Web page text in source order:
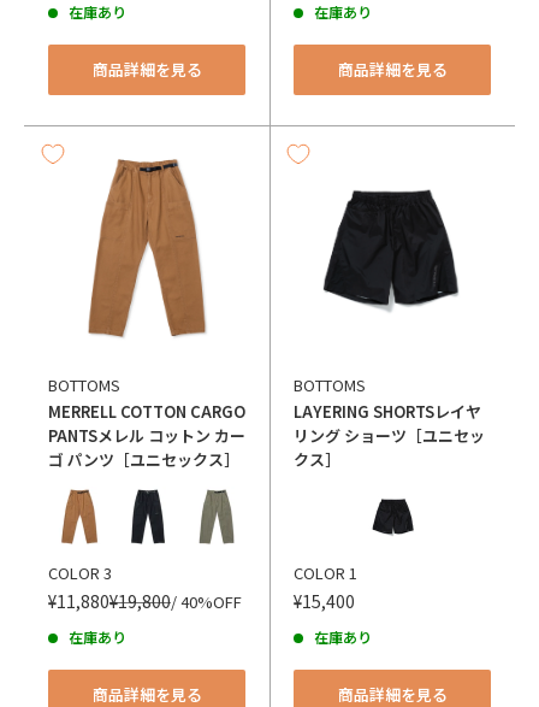
在庫あり
商品詳細を見る
在庫あり
商品詳細を見る
BOTTOMS
MERRELL COTTON CARGO
PANTSメレル コットン カー
ゴ パンツ［ユニセックス］
カラー
COLOR 3
¥11,880¥19,800/ 40%OFF
在庫あり
商品詳細を見る
BOTTOMS
LAYERING SHORTSレイヤ
リング ショーツ［ユニセッ
クス］
COLOR 1
¥15,400
在庫あり
商品詳細を見る